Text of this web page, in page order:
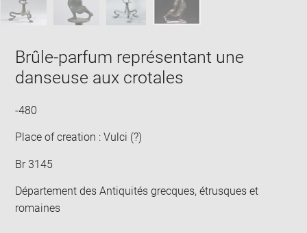
Brûle-parfum représentant une
danseuse aux crotales
-480
Place of creation : Vulci (?)
Br 3145
Département des Antiquités grecques, étrusques et
romaines